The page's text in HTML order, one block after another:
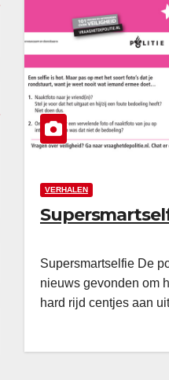
VERHALEN
Supersmartselfie De
nieuws gevonden om
hard rijd centjes aan